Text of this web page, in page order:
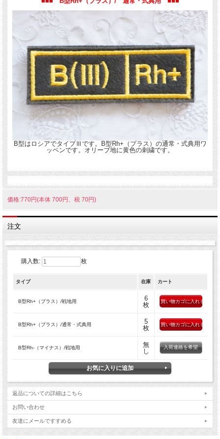
B型はロシアでタイプⅢです。B型Rh+（プラス）の通常・式典用ワ
ッペンです。オリーブ地に黄色の刺繍です。
価格:770円(本体 700円、税 70円)
注文
購入数: 枚
タイプ 在庫 カート
B型Rh+（プラス）/戦地用
6
枚
B型Rh+（プラス）/通常・式典用
5
枚
B型Rh-（マイナス）/戦地用
無
し
入荷連絡を希望
返品についての詳細はこちら
お問い合わせ
友達にメールですすめる